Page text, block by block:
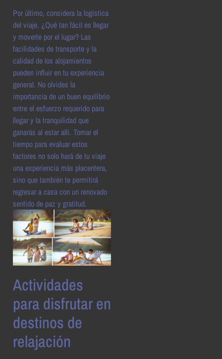
Por último, considera la logística
del viaje. ¿Qué tan fácil es llegar
y moverte por el lugar? Las
facilidades de transporte y la
calidad de los alojamientos
pueden influir en tu experiencia
general. No olvides la
importancia de un buen equilibrio
entre el esfuerzo requerido para
llegar y la tranquilidad que
ganarás al estar allí. Tomar el
tiempo para evaluar estos
factores no solo hará de tu viaje
una experiencia más placentera,
sino que también te permitirá
regresar a casa con un renovado
sentido de paz y gratitud.
Actividades
para disfrutar en
destinos de
relajación